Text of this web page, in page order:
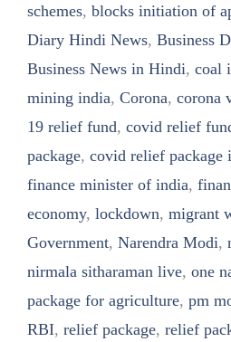
schemes, blocks initiation of
Diary Hindi News, Business
Business News in Hindi, coal
mining india, Corona, corona
19 relief fund, covid relief
package, covid relief package
finance minister of india,
economy, lockdown, migrant
Government, Narendra Modi,
nirmala sitharaman live, one
package for agriculture, pm
RBI, relief package, relief